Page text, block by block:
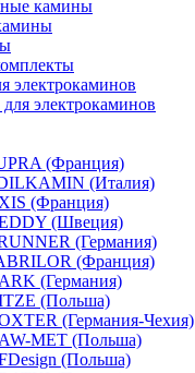
камины
электрокаминов
электрокаминов
(Франция)
(Италия)
(Франция)
(Швеция)
(Германия)
(Франция)
(Германия)
(Польша)
(Германия-Чехия)
MET (Польша)
(Польша)